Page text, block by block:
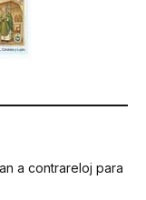
a contrareloj para